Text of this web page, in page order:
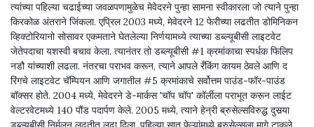
त्यांच्या पहिल्या चढाईच्या जवळपणामुळेच मेवेदरने पुन्हा सामना स्वीकारला जो त्याने पुन्हा
किरकोळ अंतराने जिंकला. एप्रिल 2003 मध्ये, मेवेदरने 12 फेरीच्या लढतीत डोमिनिकन
व्हिक्टोरियानो सोसावर एकमताने घेतलेल्या निर्णयामध्ये त्याच्या डब्ल्यूबीसी लाइटवेट
जेतेपदाचा यशस्वी बचाव केला. त्यानंतर तो डब्ल्यूबीसी #1 क्रमांकाचा स्पर्धक फिलिप
नडौ यांच्याशी लढला. नंतरचा पराभव करून, त्याने आपले रँकिंग कायम ठेवले आणि द
रिंगचे लाइटवेट चॅम्पियन आणि जगातील #5 क्रमांकाचे सर्वोत्तम पाउंड-फॉर-पाउंड
बॉक्सर होते. 2004 मध्ये, मेवेदरने डे-मार्कस 'चॉप चॉप' कॉर्लीला पराभूत करून लाईट
वेल्टरवेटमध्ये 140 पौंड पदार्पण केले. 2005 मध्ये, त्याने हेन्री ब्रुसेल्सविरुद्ध दुसर्‍या